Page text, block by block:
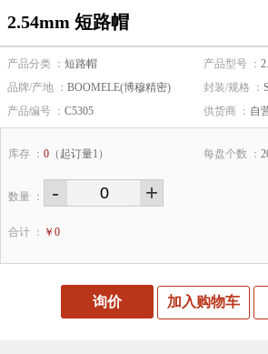
2.54mm 短路帽
产品分类 ： 短路帽 产品型号 ：
品牌/产地 ： BOOMELE(博穆精密) 封装/规格 ：
产品编号 ： C5305 供货商 ： 自
库存 ： 0 （起订量1） 每盘个数 ：
数量 ： - +
合计 ： ￥ 0
询价 加入购物车